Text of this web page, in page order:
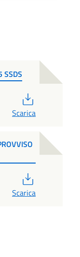
SSDS
Scarica
Scarica